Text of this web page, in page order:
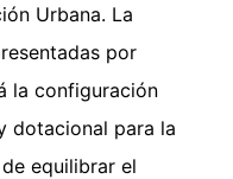
Urbana. La
por
la configuración
dotacional para la
equilibrar el